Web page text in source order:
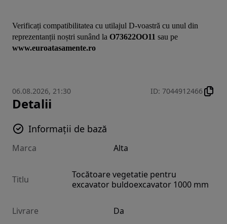
Verificați compatibilitatea cu utilajul D-voastră cu unul din
reprezentanții noștri sunând la O73622OO11 sau pe
www.euroatasamente.ro
06.08.2026, 21:30 ID: 7044912466
Detalii
Informații de bază
Marca Alta
Titlu
Tocătoare vegetatie pentru
excavator buldoexcavator 1000 mm
Livrare Da